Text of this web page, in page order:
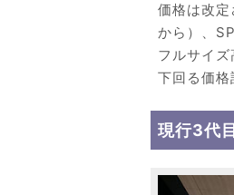
価格は改
から）、
フルサイ
下回る価格
現行3代